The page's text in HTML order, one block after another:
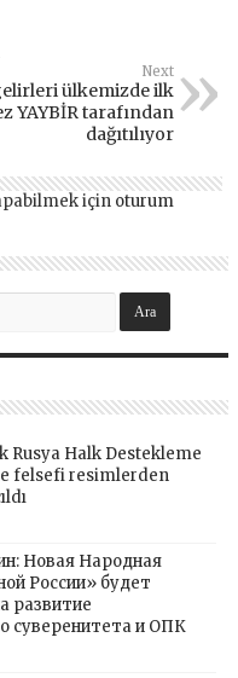
Next
ülkemizde ilk
YAYBİR tarafından
dağıtılıyor
için oturum
Rusya Halk Destekleme
felsefi resimlerden
Новая Народная
России» будет
развитие
суверенитета и ОПК